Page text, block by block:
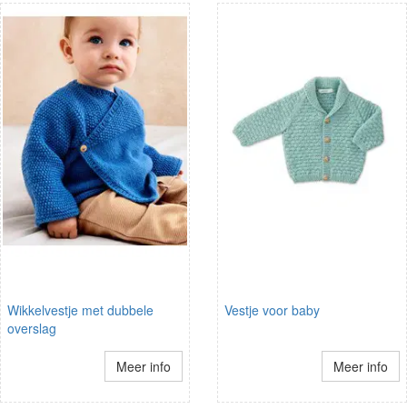
Wikkelvestje met dubbele
overslag
Meer info
Vestje voor baby
Meer info